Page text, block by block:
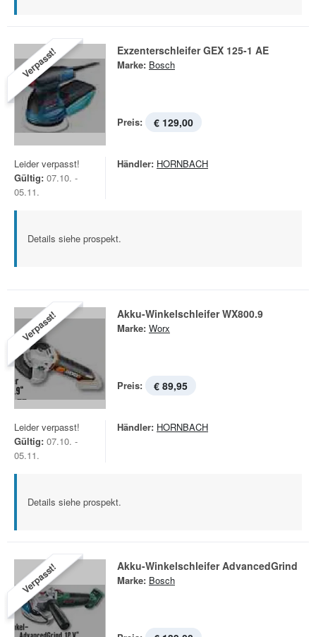
Verpasst! Exzenterschleifer GEX 125-1 AE
Marke: Bosch
Preis: € 129,00
Leider verpasst!
Gültig: 07.10. -
05.11.
Händler: HORNBACH
Details siehe prospekt.
Verpasst! Akku-Winkelschleifer WX800.9
Marke: Worx
Preis: € 89,95
Leider verpasst!
Gültig: 07.10. -
05.11.
Händler: HORNBACH
Details siehe prospekt.
Verpasst! Akku-Winkelschleifer AdvancedGrind
Marke: Bosch